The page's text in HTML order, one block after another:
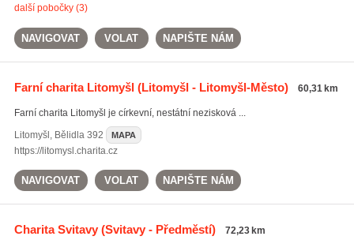
další pobočky (3)
NAVIGOVAT VOLAT NAPIŠTE NÁM
Farní charita Litomyšl(Litomyšl - Litomyšl-Město) 60,31 km
Farní charita Litomyšl je církevní, nestátní nezisková ...
Litomyšl , Bělidla 392 MAPA
https://litomysl.charita.cz
NAVIGOVAT VOLAT NAPIŠTE NÁM
Charita Svitavy(Svitavy - Předměstí) 72,23 km